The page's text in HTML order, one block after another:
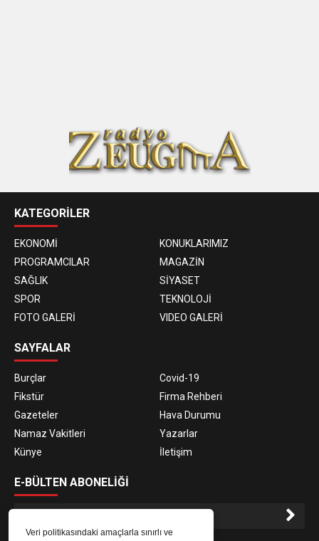
Veri politikasındaki amaçlarla sınırlı ve
KATEGORİLER
EKONOMİ
KONUKLARIMIZ
PROGRAMCILAR
MAGAZİN
SAĞLIK
SİYASET
SPOR
TEKNOLOJİ
FOTO GALERİ
VIDEO GALERİ
SAYFALAR
Burçlar
Covid-19
Fikstür
Firma Rehberi
Gazeteler
Hava Durumu
Namaz Vakitleri
Yazarlar
Künye
İletişim
E-BÜLTEN ABONELİĞİ